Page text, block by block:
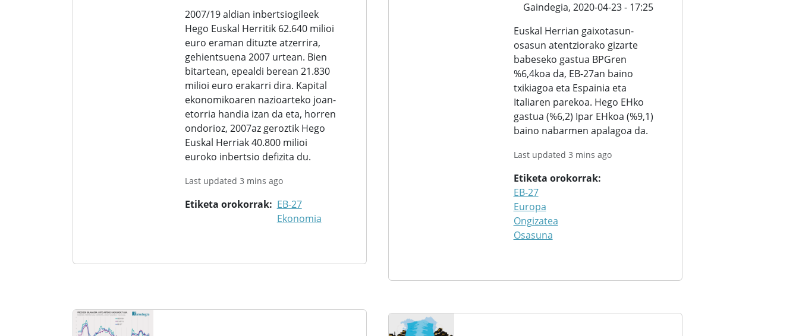
2007/19 aldian inbertsiogileek
Hego Euskal Herritik 62.640 milioi
euro eraman dituzte atzerrira,
gehientsuena 2007 urtean. Bien
bitartean, epealdi berean 21.830
milioi euro erakarri dira. Kapital
ekonomikoaren nazioarteko joan-
etorria handia izan da eta, horren
ondorioz, 2007az geroztik Hego
Euskal Herriak 40.800 milioi
euroko inbertsio defizita du.
Last updated 3 mins ago
Etiketa orokorrak
EB-27
Ekonomia
Gaindegia, 2020-04-23 - 17:25
Euskal Herrian gaixotasun-
osasun atentziorako gizarte
babeseko gastua BPGren
%6,4koa da, EB-27an baino
txikiagoa eta Espainia eta
Italiaren parekoa. Hego EHko
gastua (%6,2) Ipar EHkoa (%9,1)
baino nabarmen apalagoa da.
Last updated 3 mins ago
Etiketa orokorrak
EB-27
Europa
Ongizatea
Osasuna